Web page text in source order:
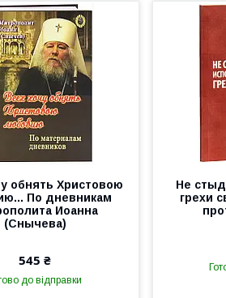
обнять Христовою
По дневникам
Иоанна
(Снычева)
545 ₴
до відправки
Не
грехи